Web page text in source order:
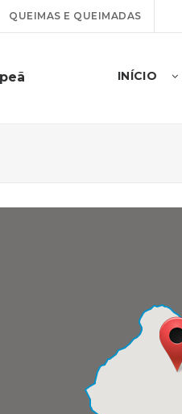
QUEIMAS E QUEIMADAS
INÍCIO